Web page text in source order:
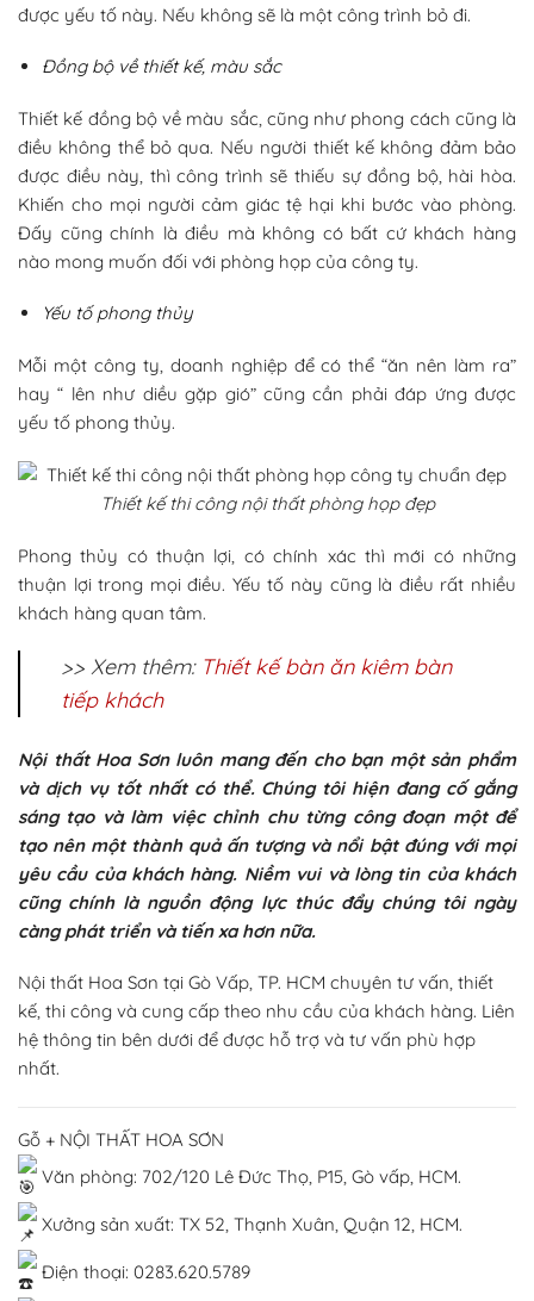
được yếu tố này. Nếu không sẽ là một công trình bỏ đi.
Đồng bộ về thiết kế, màu sắc
Thiết kế đồng bộ về màu sắc, cũng như phong cách cũng là
điều không thể bỏ qua. Nếu người thiết kế không đảm bảo
được điều này, thì công trình sẽ thiếu sự đồng bộ, hài hòa.
Khiến cho mọi người cảm giác tệ hại khi bước vào phòng.
Đấy cũng chính là điều mà không có bất cứ khách hàng
nào mong muốn đối với phòng họp của công ty.
Yếu tố phong thủy
Mỗi một công ty, doanh nghiệp để có thể “ăn nên làm ra”
hay “ lên như diều gặp gió” cũng cần phải đáp ứng được
yếu tố phong thủy.
Thiết kế thi công nội thất phòng họp đẹp
Phong thủy có thuận lợi, có chính xác thì mới có những
thuận lợi trong mọi điều. Yếu tố này cũng là điều rất nhiều
khách hàng quan tâm.
>> Xem thêm: Thiết kế bàn ăn kiêm bàn
tiếp khách
Nội thất Hoa Sơn luôn mang đến cho bạn một sản phẩm
và dịch vụ tốt nhất có thể. Chúng tôi hiện đang cố gắng
sáng tạo và làm việc chỉnh chu từng công đoạn một để
tạo nên một thành quả ấn tượng và nổi bật đúng với mọi
yêu cầu của khách hàng. Niềm vui và lòng tin của khách
cũng chính là nguồn động lực thúc đẩy chúng tôi ngày
càng phát triển và tiến xa hơn nữa.
Nội thất Hoa Sơn tại Gò Vấp, TP. HCM chuyên tư vấn, thiết
kế, thi công và cung cấp theo nhu cầu của khách hàng. Liên
hệ thông tin bên dưới để được hỗ trợ và tư vấn phù hợp
nhất.
Gỗ + NỘI THẤT HOA SƠN
Văn phòng: 702/120 Lê Đức Thọ, P15, Gò vấp, HCM.
Xưởng sản xuất: TX 52, Thạnh Xuân, Quận 12, HCM.
Điện thoại: 0283.620.5789